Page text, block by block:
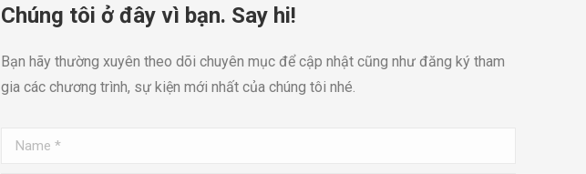
Chúng tôi ở đây vì bạn. Say hi!
Bạn hãy thường xuyên theo dõi chuyên mục để cập nhật cũng như đăng ký tham
gia các chương trình, sự kiện mới nhất của chúng tôi nhé.
Name *